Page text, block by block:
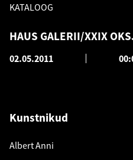
KATALOOG
HAUS GALERII/XXIX
02.05.2011
Kunstnikud
Albert Anni